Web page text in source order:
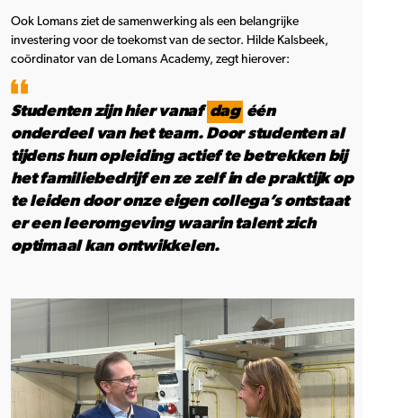
Ook Lomans ziet de samenwerking als een belangrijke
investering voor de toekomst van de sector. Hilde Kalsbeek,
coördinator van de Lomans Academy, zegt hierover:
Studenten zijn hier vanaf dag één
onderdeel van het team. Door studenten al
tijdens hun opleiding actief te betrekken bij
het familiebedrijf en ze zelf in de praktijk op
te leiden door onze eigen collega’s ontstaat
er een leeromgeving waarin talent zich
optimaal kan ontwikkelen.